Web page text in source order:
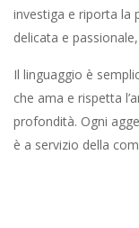
investiga e riporta la
delicata e
Il linguaggio è
che ama e rispetta
profondità. Ogni
è a servizio della